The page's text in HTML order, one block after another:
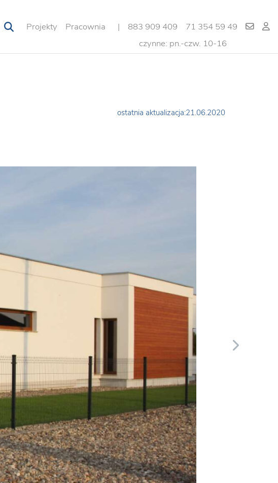
Projekty Pracownia | 883 909 409
71 354 59 49
czynne: pn.-czw. 10-16
ostatnia aktualizacja:21.06.2020